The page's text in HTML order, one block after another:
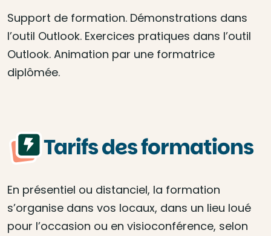
Support de formation. Démonstrations dans
l’outil Outlook. Exercices pratiques dans l’outil
Outlook. Animation par une formatrice
diplômée.
Tarifs des formations
En présentiel ou distanciel, la formation
s’organise dans vos locaux, dans un lieu loué
pour l’occasion ou en visioconférence, selon